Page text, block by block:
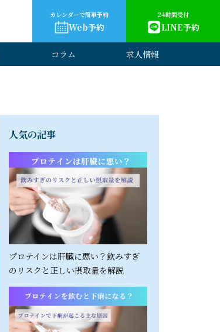
コラム 求人情報
人気の記事
プロテインは肝臓に悪い？飲みすぎ
のリスクと正しい摂取量を解説
カレンダーで簡単予約
Web予約
24時間受付
LINE予約